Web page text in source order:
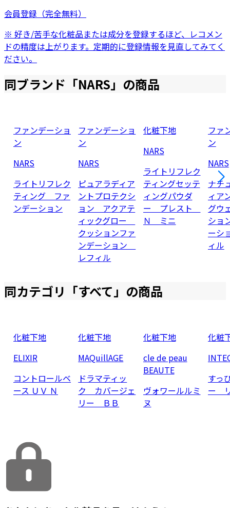
会員登録（完全無料）
※ 好き/苦手な化粧品または成分を登録するほど、レコメン
ドの精度は上がります。定期的に登録情報を見直してみてく
ださい。
同ブランド「NARS」の商品
ファンデーショ
ン
NARS
ライトリフレク
ティング ファ
ンデーション
ファンデーショ
ン
NARS
ピュアラディア
ントプロテクシ
ョン アクアテ
ィックグロー
クッションファ
ンデーション
レフィル
化粧下地
NARS
ライトリフレク
ティングセッテ
ィングパウダ
ー プレスト
Ｎ ミニ
ファ
ン
NARS
ナチ
ィア
グウ
ショ
ーシ
ィル
同カテゴリ「すべて」の商品
化粧下地
ELIXIR
コントロールベ
ース ＵＶ Ｎ
化粧下地
MAQuillAGE
ドラマティッ
ク カバージェ
リー ＢＢ
化粧下地
cle de peau
BEAUTE
ヴォワールルミ
ヌ
化粧
すっ
ー